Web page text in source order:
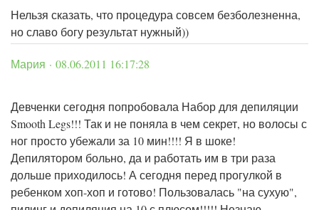
Нельзя сказать, что процедура совсем безболезненна,
но славо богу результат нужный))
Мария · 08.06.2011 16:17:28
Девченки сегодня попробовала Набор для депиляции
Smooth Legs!!! Так и не поняла в чем секрет, но волосы с
ног просто убежали за 10 мин!!!! Я в шоке!
Депилятором больно, да и работать им в три раза
дольше приходилось! А сегодня перед прогулкой в
ребенком хоп-хоп и готово! Пользовалась "на сухую",